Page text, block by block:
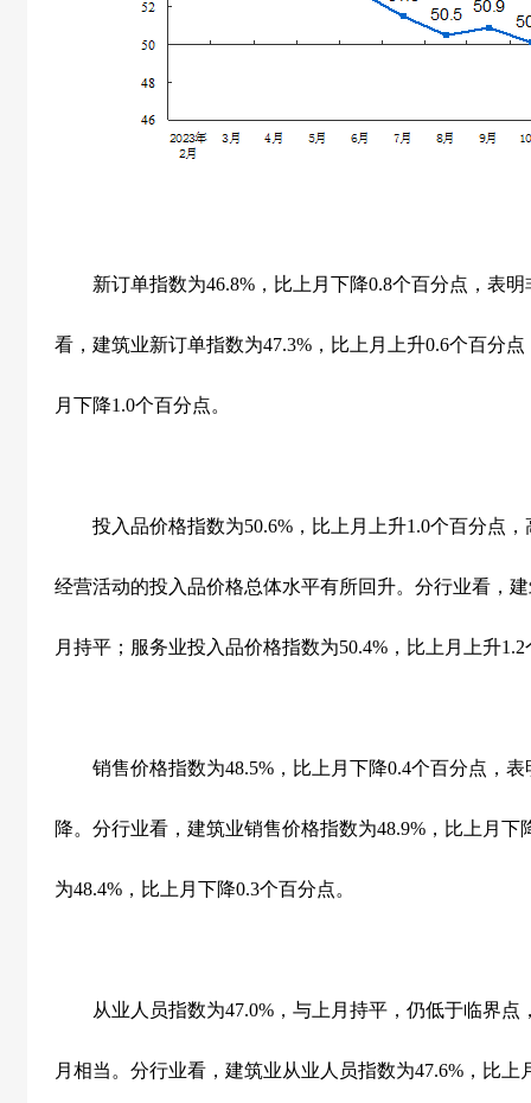
新订单指数为46.8% ，比上月下降0.8个百分点，表
看，建筑业新订单指数为47.3% ，比上月上升0.6个百分点
月下降1.0个百分点。
投入品价格指数为50.6% ，比上月上升1.0个百分点，
经营活动的投入品价格总体水平有所回升。分行业看，
月持平；服务业投入品价格指数为50.4% ，比上月上升1.2
销售价格指数为48.5% ，比上月下降0.4个百分点，表
降。分行业看，建筑业销售价格指数为48.9% ，比上月下
为48.4% ，比上月下降0.3个百分点。
从业人员指数为47.0% ，与上月持平，仍低于临界
月相当。分行业看，建筑业从业人员指数为47.6% ，比上